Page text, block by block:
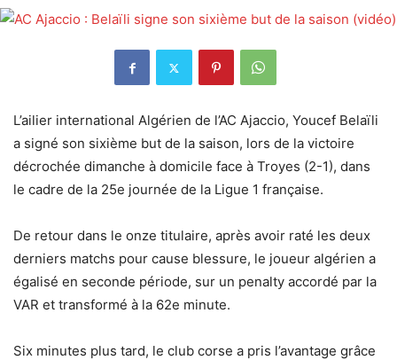
L’ailier international Algérien de l’AC Ajaccio, Youcef Belaïli
a signé son sixième but de la saison, lors de la victoire
décrochée dimanche à domicile face à Troyes (2-1), dans
le cadre de la 25e journée de la Ligue 1 française.
De retour dans le onze titulaire, après avoir raté les deux
derniers matchs pour cause blessure, le joueur algérien a
égalisé en seconde période, sur un penalty accordé par la
VAR et transformé à la 62e minute.
Six minutes plus tard, le club corse a pris l’avantage grâce